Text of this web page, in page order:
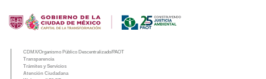
CDMX/Organismo Público Descentralizado/PAOT
Transparencia
Trámites y Servicios
Atención Ciudadana